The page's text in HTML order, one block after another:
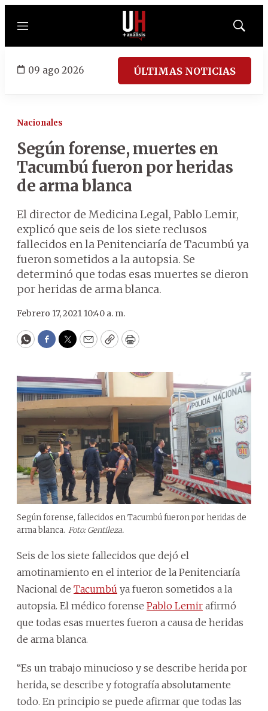
Menú
Mostrar
09 ago 2026 ÚLTIMAS NOTICIAS
Nacionales
Según forense, muertes en
Tacumbú fueron por heridas
de arma blanca
El director de Medicina Legal, Pablo Lemir,
explicó que seis de los siete reclusos
fallecidos en la Penitenciaría de Tacumbú ya
fueron sometidos a la autopsia. Se
determinó que todas esas muertes se dieron
por heridas de arma blanca.
Febrero 17, 2021 10:40 a. m.
WhatsApp
Facebook
Twitter
EmailCopyPrint
Según forense, fallecidos en Tacumbú fueron por heridas de
arma blanca. Foto: Gentileza.
Seis de los siete fallecidos que dejó el
amotinamiento en el interior de la Penitenciaría
Nacional de Tacumbú ya fueron sometidos a la
autopsia. El médico forense Pablo Lemir afirmó
que todas esas muertes fueron a causa de heridas
de arma blanca.
“Es un trabajo minucioso y se describe herida por
herida, se describe y fotografía absolutamente
todo. En principio se puede afirmar que todas las